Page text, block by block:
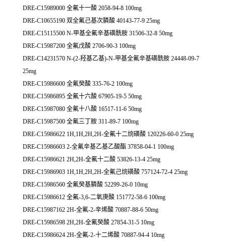
DRE-C15989000 全氟十一酸 2058-94-8 100mg
DRE-C10655190 双全氟己基次膦酸 40143-77-9 25mg
DRE-C15115500 N-甲基全氟辛基磺酰胺 31506-32-8 50mg
DRE-C15987200 全氟戊酸 2706-90-3 100mg
DRE-C14231570 N-(2-羟基乙基)-N-甲基全氟辛基磺酰胺 24448-09-7
25mg
DRE-C15986600 全氟癸酸 335-76-2 100mg
DRE-C15986895 全氟十六酸 67905-19-5 50mg
DRE-C15987080 全氟十八酸 16517-11-6 50mg
DRE-C15987500 全氟三丁胺 311-89-7 100mg
DRE-C15986622 1H,1H,2H,2H-全氟十二烷磺酸 120226-60-0 25mg
DRE-C15986603 2-全氟辛基乙基乙酸酯 37858-04-1 100mg
DRE-C15986621 2H,2H-全氟十二酸 53826-13-4 25mg
DRE-C15986903 1H,1H,2H,2H-全氟己烷磺酸 757124-72-4 25mg
DRE-C15986560 全氟癸基膦酸 52299-26-0 10mg
DRE-C15986612 全氟-3,6-二氧庚酸 151772-58-6 100mg
DRE-C15987162 2H-全氟-2-辛烯酸 70887-88-6 50mg
DRE-C15986598 2H,2H-全氟癸酸 27854-31-5 10mg
DRE-C15986624 2H-全氟-2-十二烯酸 70887-94-4 10mg